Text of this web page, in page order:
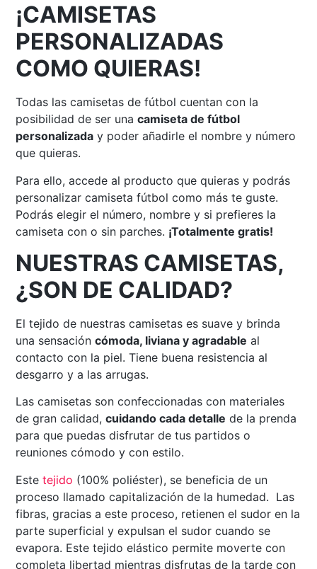
¡CAMISETAS
PERSONALIZADAS
COMO QUIERAS!
Todas las camisetas de fútbol cuentan con la
posibilidad de ser unacamiseta de fútbol
personalizada y poder añadirle el nombre y número
que quieras.
Para ello, accede al producto que quieras y podrás
personalizar camiseta fútbol como más te guste.
Podrás elegir el número, nombre y si prefieres la
camiseta con o sin parches. ¡Totalmente gratis!
NUESTRAS CAMISETAS,
¿SON DE CALIDAD?
El tejido de nuestras camisetas es suave y brinda
una sensacióncómoda, liviana y agradable al
contacto con la piel. Tiene buena resistencia al
desgarro y a las arrugas.
Las camisetas son confeccionadas con materiales
de gran calidad,cuidando cada detalle de la prenda
para que puedas disfrutar de tus partidos o
reuniones cómodo y con estilo.
Estetejido (100% poliéster), se beneficia de un
proceso llamado capitalización de la humedad. Las
fibras, gracias a este proceso, retienen el sudor en la
parte superficial y expulsan el sudor cuando se
evapora. Este tejido elástico permite moverte con
completa libertad mientras disfrutas de la tarde con